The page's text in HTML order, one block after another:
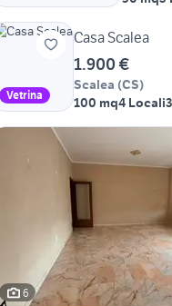
Vetrina
Casa Scalea
1.900 €
Scalea (CS)
100 mq4 Locali
6